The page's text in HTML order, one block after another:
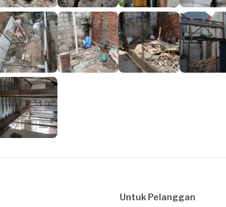
Untuk Pelanggan